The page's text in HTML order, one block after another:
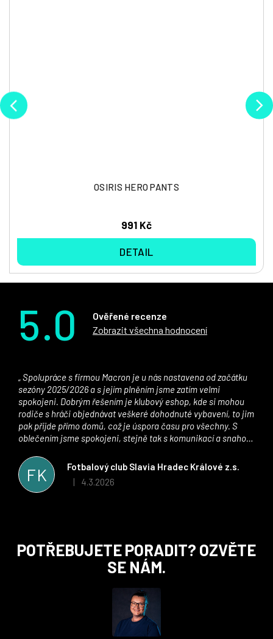
OSIRIS HERO PANTS
991 Kč
DETAIL
5.0
Ověřené recenze
Zobrazit všechna hodnocení
FK
Fotbalový club Slavia Hradec Králové z.s.
Hodnocení obchodu je 5 z 5 hvězdiček.
| 4.3.2026
sezóny 2025/2026 a s jejím plněním jsme zatím velmi
spokojeni. Dobrým řešením je klubový eshop, kde si mohou
rodiče s hráči objednávat veškeré dohodnuté vybavení, to jim
pak přijde přímo domů, což je úspora času pro všechny. S
oblečením jsme spokojeni, stejně tak s komunikací a snahou
stran. Věříme, že v tomto duchu bude spolupráce pokračovat
i nadále, nyní už začínáme řešit i první sady dresů ;)
POTŘEBUJETE PORADIT? OZVĚTE
SE NÁM.